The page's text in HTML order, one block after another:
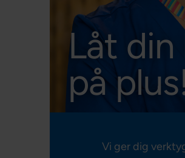
Låt din
på
Vi ger dig